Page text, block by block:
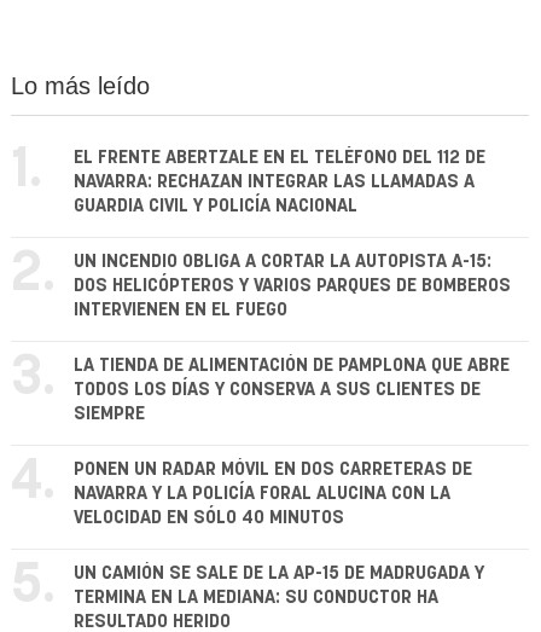
Lo más leído
1.
EL FRENTE ABERTZALE EN EL TELÉFONO DEL 112 DE
NAVARRA: RECHAZAN INTEGRAR LAS LLAMADAS A
GUARDIA CIVIL Y POLICÍA NACIONAL
2.
UN INCENDIO OBLIGA A CORTAR LA AUTOPISTA A-15:
DOS HELICÓPTEROS Y VARIOS PARQUES DE BOMBEROS
INTERVIENEN EN EL FUEGO
3.
LA TIENDA DE ALIMENTACIÓN DE PAMPLONA QUE ABRE
TODOS LOS DÍAS Y CONSERVA A SUS CLIENTES DE
SIEMPRE
4.
PONEN UN RADAR MÓVIL EN DOS CARRETERAS DE
NAVARRA Y LA POLICÍA FORAL ALUCINA CON LA
VELOCIDAD EN SÓLO 40 MINUTOS
5.
UN CAMIÓN SE SALE DE LA AP-15 DE MADRUGADA Y
TERMINA EN LA MEDIANA: SU CONDUCTOR HA
RESULTADO HERIDO